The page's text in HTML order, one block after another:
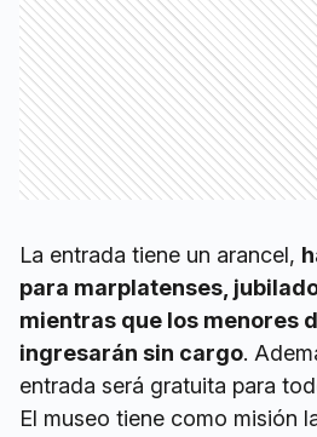
La entrada tiene un arancel,
para marplatenses,
mientras que los menores
ingresarán sin cargo.
entrada será gratuita para
El museo tiene como misión